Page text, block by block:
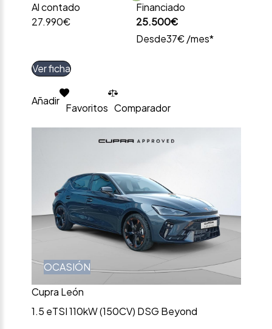
Al contado
27.990€
Financiado
25.500€
Desde37€ /mes*
Ver ficha
Añadir
Favoritos Comparador
OCASIÓN
Cupra León
1.5 eTSI 110kW (150CV) DSG Beyond